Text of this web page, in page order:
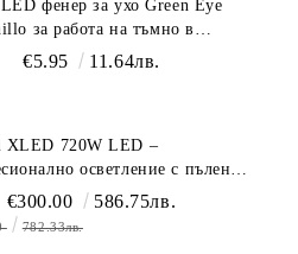
фенер за ухо Green Eye
за работа на тъмно в
€5.95 11.64лв.
720W LED –
осветление с пълен
(1700 µmol/s)
€300.00 586.75лв.
782.33лв.